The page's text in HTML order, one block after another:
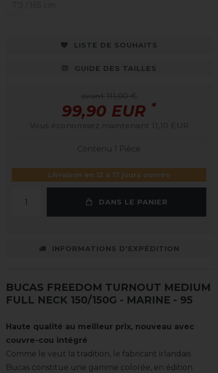
LISTE DE SOUHAITS
GUIDE DES TAILLES
avant 111,00 €
99,90 EUR *
Vous économisez maintenant 11,10 EUR
Contenu 1 Pièce
Livraison en 12 à 17 jours ouvrés
DANS LE PANIER
INFORMATIONS D'EXPÉDITION
BUCAS FREEDOM TURNOUT MEDIUM
FULL NECK 150/150G - MARINE - 95
Haute qualité au meilleur prix, nouveau avec
couvre-cou intégré
Comme le veut la tradition, le fabricant irlandais
Bucas constitue une gamme colorée, en édition